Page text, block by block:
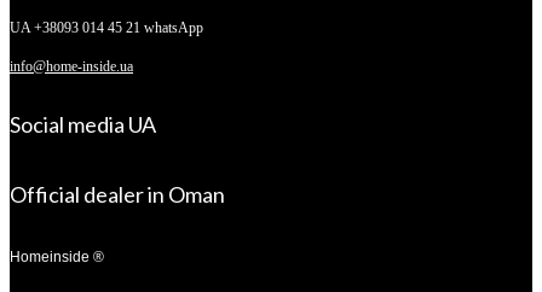
UA +38093 014 45 21 whatsApp
info@home-inside.ua
Social media UA
Official dealer in Oman
Homeinside ®